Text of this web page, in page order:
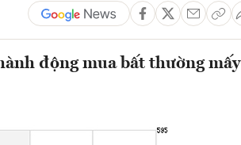
động mua bất thường mấy